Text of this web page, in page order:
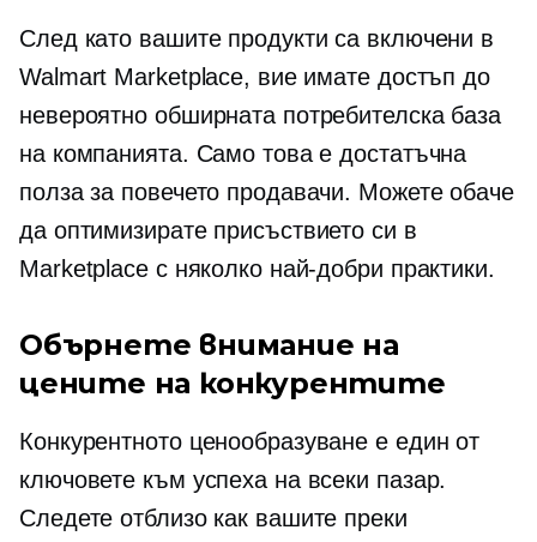
След като вашите продукти са включени в
Walmart Marketplace, вие имате достъп до
невероятно обширната потребителска база
на компанията. Само това е достатъчна
полза за повечето продавачи. Можете обаче
да оптимизирате присъствието си в
Marketplace с няколко най-добри практики.
Обърнете внимание на
цените на конкурентите
Конкурентното ценообразуване е един от
ключовете към успеха на всеки пазар.
Следете отблизо как вашите преки